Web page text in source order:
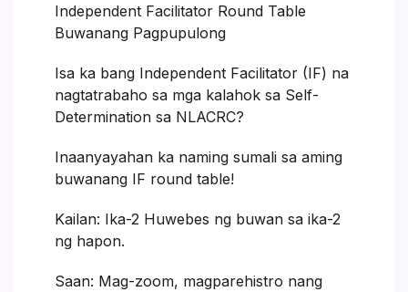
Independent Facilitator Round Table
Buwanang Pagpupulong
Isa ka bang Independent Facilitator (IF) na
nagtatrabaho sa mga kalahok sa Self-
Determination sa NLACRC?
Inaanyayahan ka naming sumali sa aming
buwanang IF round table!
Kailan: Ika-2 Huwebes ng buwan sa ika-2
ng hapon.
Saan: Mag-zoom, magparehistro nang